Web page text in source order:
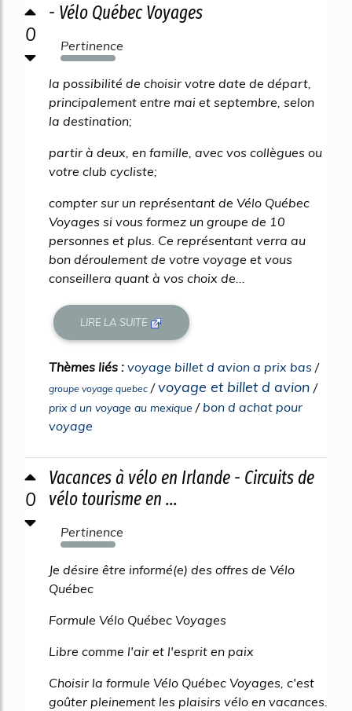
0
- Vélo Québec Voyages
Pertinence
950%
la possibilité de choisir votre date de départ,
principalement entre mai et septembre, selon
la destination;
partir à deux, en famille, avec vos collègues ou
votre club cycliste;
compter sur un représentant de Vélo Québec
Voyages si vous formez un groupe de 10
personnes et plus. Ce représentant verra au
bon déroulement de votre voyage et vous
conseillera quant à vos choix de...
LIRE LA SUITE
Thèmes liés : voyage billet d avion a prix bas /
groupe voyage quebec /voyage et billet d avion /
prix d un voyage au mexique / bon d achat pour
voyage
0
Vacances à vélo en Irlande - Circuits de
vélo tourisme en ...
Pertinence
843%
Je désire être informé(e) des offres de Vélo
Québec
Formule Vélo Québec Voyages
Libre comme l'air et l'esprit en paix
Choisir la formule Vélo Québec Voyages, c'est
goûter pleinement les plaisirs vélo en vacances.